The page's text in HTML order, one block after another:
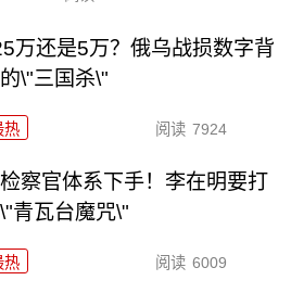
万还是5万？俄乌战损数字背
\"三国杀\"
热 阅读 7924
察官体系下手！李在明要打
青瓦台魔咒\"
热 阅读 6009